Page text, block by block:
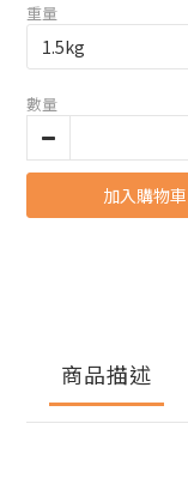
重量
數量
加入購物車
商品描述